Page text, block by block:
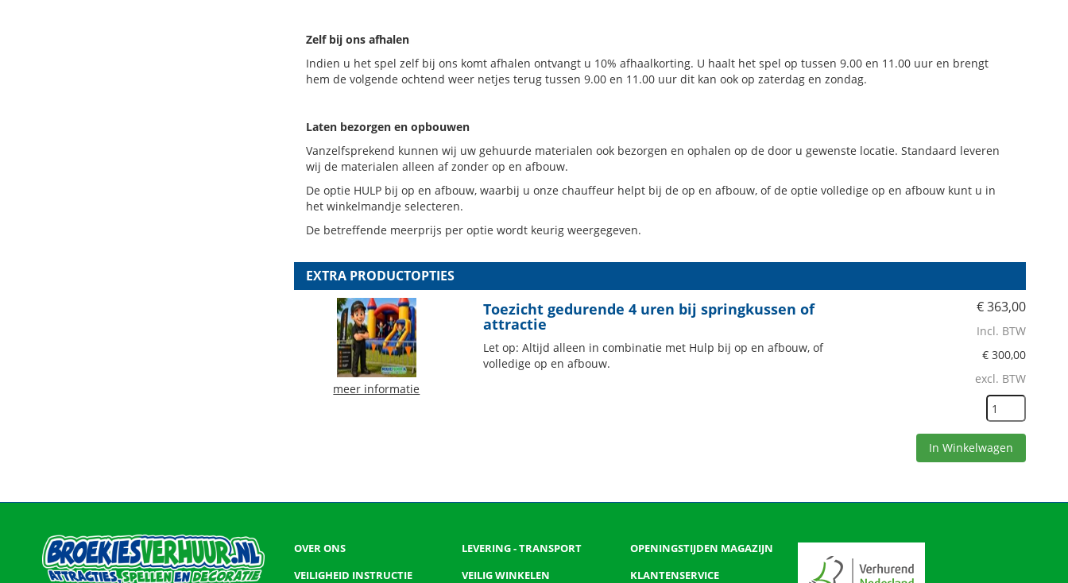
Zelf bij ons afhalen
Indien u het spel zelf bij ons komt afhalen ontvangt u 10% afhaalkorting. U haalt het spel op tussen 9.00 en 11.00 uur en brengt
hem de volgende ochtend weer netjes terug tussen 9.00 en 11.00 uur dit kan ook op zaterdag en zondag.
Laten bezorgen en opbouwen
Vanzelfsprekend kunnen wij uw gehuurde materialen ook bezorgen en ophalen op de door u gewenste locatie. Standaard leveren
wij de materialen alleen af zonder op en afbouw.
De optie HULP bij op en afbouw, waarbij u onze chauffeur helpt bij de op en afbouw, of de optie volledige op en afbouw kunt u in
het winkelmandje selecteren.
De betreffende meerprijs per optie wordt keurig weergegeven.
EXTRA PRODUCTOPTIES
meer informatie
€363,00
Incl. BTW
€ 300,00
excl. BTW
In Winkelwagen
Toezicht gedurende 4 uren bij springkussen of
attractie
Let op: Altijd alleen in combinatie met Hulp bij op en afbouw, of
volledige op en afbouw.
OVER ONS
VEILIGHEID INSTRUCTIE
LEVERING - TRANSPORT
VEILIG WINKELEN
OPENINGSTIJDEN MAGAZIJN
KLANTENSERVICE